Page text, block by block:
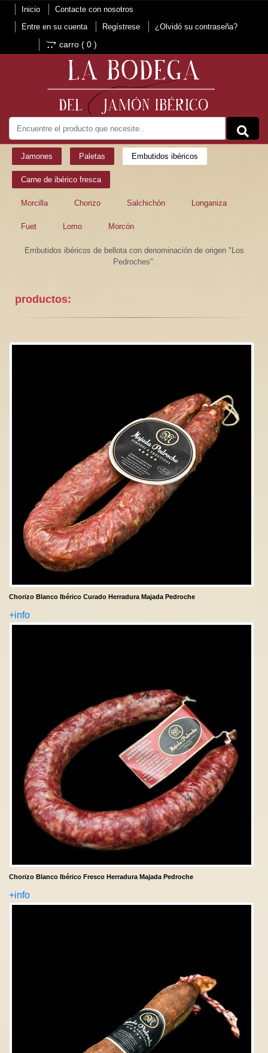
Inicio
Contacte con nosotros
Entre en su cuenta
Regístrese ¿Olvidó su contraseña?
carro ( 0 )
Jamones Paletas Embutidos ibéricos
Carne de ibérico fresca
Morcilla Chorizo Salchichón Longaniza
Fuet Lomo Morcón
Embutidos ibéricos de bellota con denominación de origen "Los
Pedroches".
productos:
Chorizo Blanco Ibérico Curado Herradura Majada Pedroche
+info
Chorizo Blanco Ibérico Fresco Herradura Majada Pedroche
+info